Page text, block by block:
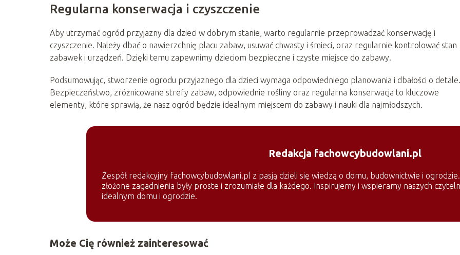
Regularna konserwacja i czyszczenie
Aby utrzymać ogród przyjazny dla dzieci w dobrym stanie, warto regularnie przeprowadzać konserwację i
czyszczenie. Należy dbać o nawierzchnię placu zabaw, usuwać chwasty i śmieci, oraz regularnie kontrolować stan
zabawek i urządzeń. Dzięki temu zapewnimy dzieciom bezpieczne i czyste miejsce do zabawy.
Podsumowując, stworzenie ogrodu przyjaznego dla dzieci wymaga odpowiedniego planowania i dbałości o detale.
Bezpieczeństwo, zróżnicowane strefy zabaw, odpowiednie rośliny oraz regularna konserwacja to kluczowe
elementy, które sprawią, że nasz ogród będzie idealnym miejscem do zabawy i nauki dla najmłodszych.
Redakcja fachowcybudowlani.pl
Zespół redakcyjny fachowcybudowlani.pl z pasją dzieli się wiedzą o domu, budownictwie i
złożone zagadnienia były proste i zrozumiałe dla każdego. Inspirujemy i wspieramy naszych
idealnym domu i ogrodzie.
Może Cię również zainteresować